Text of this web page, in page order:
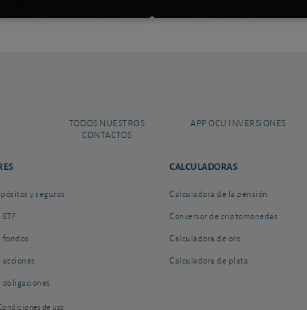
TODOS NUESTROS
CONTACTOS
APP OCU INVERSIONES
y seguros
fondos
CALCULADORAS
Calculadora de la pensión
Conversor de criptomonedas
Calculadora de oro
Calculadora de plata
de uso